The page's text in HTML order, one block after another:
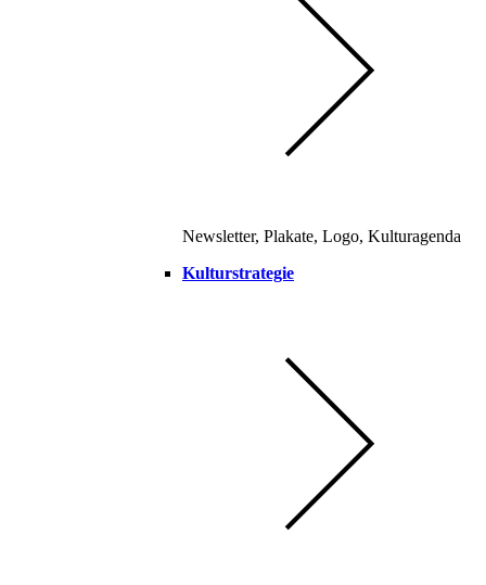
Newsletter, Plakate, Logo, Kulturagenda
Kulturstrategie